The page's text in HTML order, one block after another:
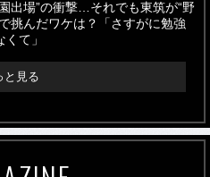
出場”の衝撃…それでも東筑が“野
挑んだワケは？「さすがに勉強
て」
と見る